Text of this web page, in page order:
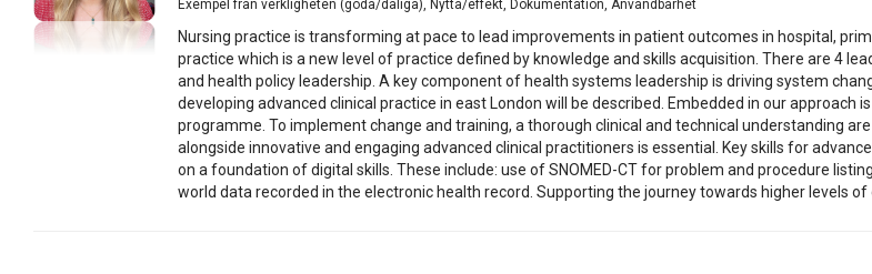
Exempel från verkligheten (goda/dåliga), Nytta/effekt, Dokumentation, Användbarhet
Nursing practice is transforming at pace to lead improvements in patient outcomes in hospital,
practice which is a new level of practice defined by knowledge and skills acquisition. There are 4
and health policy leadership. A key component of health systems leadership is driving system
developing advanced clinical practice in east London will be described. Embedded in our
programme. To implement change and training, a thorough clinical and technical understanding
alongside innovative and engaging advanced clinical practitioners is essential. Key skills for
on a foundation of digital skills. These include: use of SNOMED-CT for problem and procedure
world data recorded in the electronic health record. Supporting the journey towards higher levels